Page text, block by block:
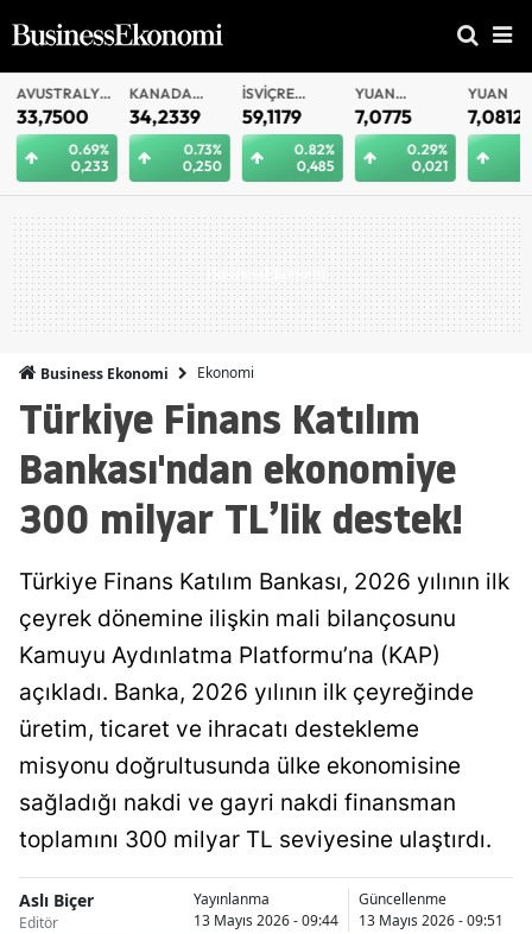
AVUSTRALYA
DOLARI
33,7500
0.69%
0,233
KANADA
DOLARI
34,2339
0.73%
0,250
İSVIÇRE
FRANKI
59,1179
0.82%
0,485
YUAN
OFFSHORE
7,0775
0.29%
0,021
YUAN
7,0812
Business Ekonomi Ekonomi
Türkiye Finans Katılım
Bankası'ndan ekonomiye
300 milyar TL’lik destek!
Türkiye Finans Katılım Bankası, 2026 yılının ilk
çeyrek dönemine ilişkin mali bilançosunu
Kamuyu Aydınlatma Platformu’na (KAP)
açıkladı. Banka, 2026 yılının ilk çeyreğinde
üretim, ticaret ve ihracatı destekleme
misyonu doğrultusunda ülke ekonomisine
sağladığı nakdi ve gayri nakdi finansman
toplamını 300 milyar TL seviyesine ulaştırdı.
Aslı Biçer
Editör
Yayınlanma
13 Mayıs 2026 - 09:44
Güncellenme
13 Mayıs 2026 - 09:51